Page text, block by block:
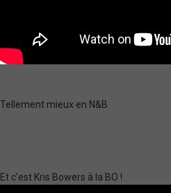
Tellement mieux en N&B
Et c'est Kris Bowers à la BO !